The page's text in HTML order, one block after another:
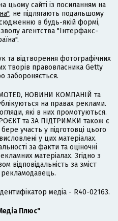
цьому сайті із посиланням на
, не підлягають подальшому
в будь-якій формі,
агентства "Інтерфакс-
та відтворення фотографічних
творів правовласника Getty
забороняється.
НОВИНИ КОМПАНІЙ та
на правах реклами.
які в них промотуються.
та ЗА ПІДТРИМКИ також є
участь у підготовці цього
у цих матеріалах.
за факти та оціночні
матеріалах. Згідно з
відповідальність за зміст
медіа - R40-02163.
Плюс"